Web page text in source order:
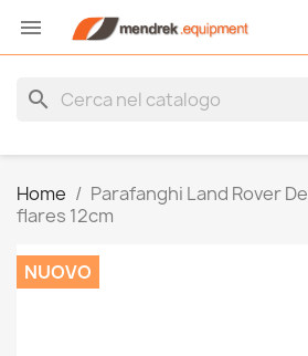

search
Home
Parafanghi Land Rover
flares 12cm
NUOVO